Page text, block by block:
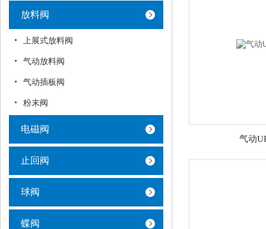
放料阀
上展式放料阀
气动放料阀
气动插板阀
粉末阀
电磁阀
止回阀
球阀
蝶阀
气动